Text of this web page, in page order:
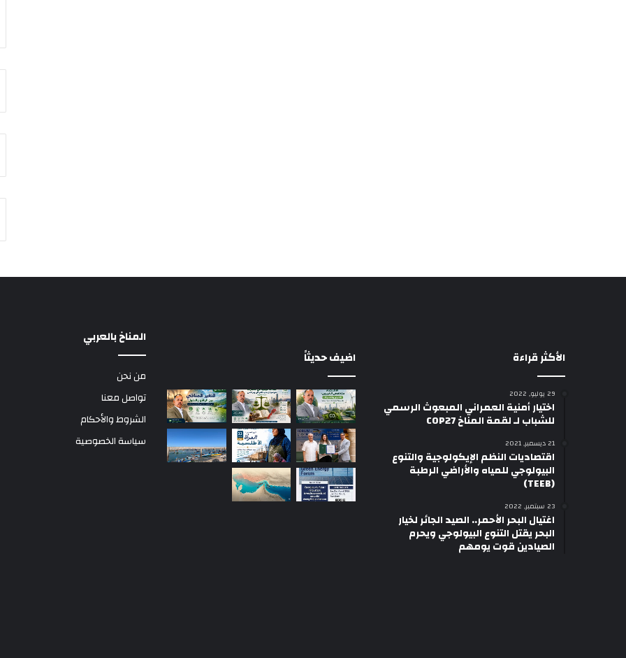
الأكثر قراءة
29 يوليو, 2022
اختيار أمنية العمراني المبعوث الرسمي
للشباب لـ لقمة المناخ COP27
21 ديسمبر, 2021
اقتصاديات النظم الإيكولوجية والتنوع
البيولوجي للمياه والأراضي الرطبة
(TEEB)
23 سبتمبر, 2022
اغتيال البحر الأحمر.. الصيد الجائر لخيار
البحر يقتل التنوع البيولوجي ويحرم
الصيادين قوت يومهم
اضيف حديثاً
المناخ بالعربي
من نحن
تواصل معنا
الشروط والأحكام
سياسة الخصوصية